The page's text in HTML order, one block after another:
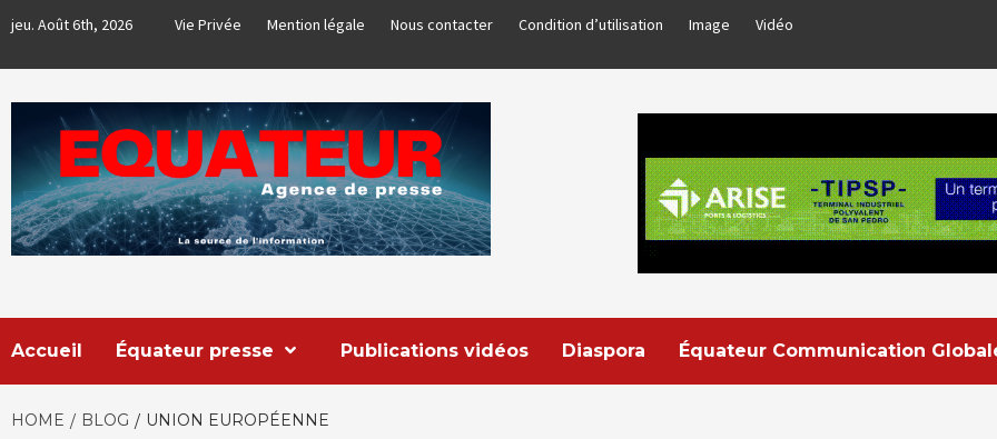
to
content
jeu. Août 6th, 2026 Vie Privée Mention légale Nous contacter Condition d’utilisation Image Vidéo
EQUATEUR
Accueil Équateur presse Publications vidéos Diaspora Équateur Communication
HOME BLOG UNION EUROPÉENNE